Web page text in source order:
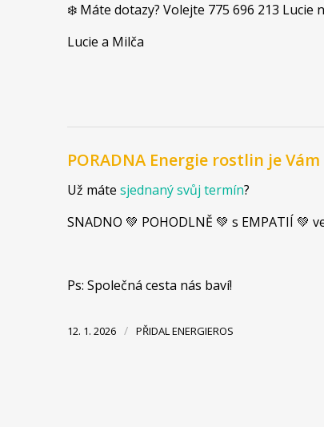
❄️ Máte dotazy? Volejte 775 696 213 Lucie
Lucie a Milča
PORADNA Energie rostlin je
Už máte sjednaný svůj termín?
SNADNO 💚 POHODLNĚ 💚 s EMPATIÍ 💚
Ps: Společná cesta nás baví!
12. 1. 2026 / PŘIDALENERGIEROS